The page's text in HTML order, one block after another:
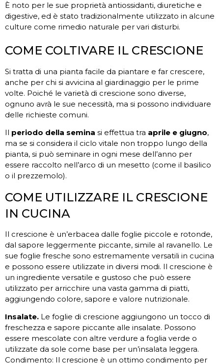
È noto per le sue proprietà antiossidanti, diuretiche e
digestive, ed è stato tradizionalmente utilizzato in alcune
culture come rimedio naturale per vari disturbi.
COME COLTIVARE IL CRESCIONE
Si tratta di una pianta facile da piantare e far crescere,
anche per chi si avvicina al giardinaggio per le prime
volte. Poiché le varietà di crescione sono diverse,
ognuno avrà le sue necessità, ma si possono individuare
delle richieste comuni.
Il periodo della semina si effettua tra aprile e giugno,
ma se si considera il ciclo vitale non troppo lungo della
pianta, si può seminare in ogni mese dell’anno per
essere raccolto nell’arco di un mesetto (come il basilico
o il prezzemolo).
COME UTILIZZARE IL CRESCIONE
IN CUCINA
Il crescione è un’erbacea dalle foglie piccole e rotonde,
dal sapore leggermente piccante, simile al ravanello. Le
sue foglie fresche sono estremamente versatili in cucina
e possono essere utilizzate in diversi modi. Il crescione è
un ingrediente versatile e gustoso che può essere
utilizzato per arricchire una vasta gamma di piatti,
aggiungendo colore, sapore e valore nutrizionale.
Insalate. Le foglie di crescione aggiungono un tocco di
freschezza e sapore piccante alle insalate. Possono
essere mescolate con altre verdure a foglia verde o
utilizzate da sole come base per un’insalata leggera.
Condimento: Il crescione è un ottimo condimento per